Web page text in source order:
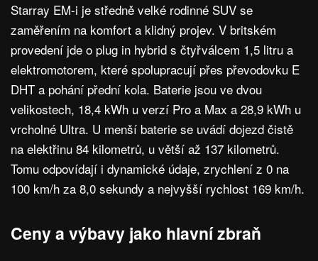
Starray EM-i je středně velké rodinné SUV se
zaměřením na komfort a klidný projev. V britském
provedení jde o plug in hybrid s čtyřválcem 1,5 litru a
elektromotorem, které spolupracují přes převodovku E
DHT a pohání přední kola. Baterie jsou ve dvou
velikostech, 18,4 kWh u verzí Pro a Max a 28,9 kWh u
vrcholné Ultra. U menší baterie se uvádí dojezd čistě
na elektřinu 84 kilometrů, u větší až 137 kilometrů.
Tomu odpovídají i dynamické údaje, zrychlení z 0 na
100 km/h za 8,0 sekundy a nejvyšší rychlost 169 km/h.
Ceny a výbavy jako hlavní zbraň